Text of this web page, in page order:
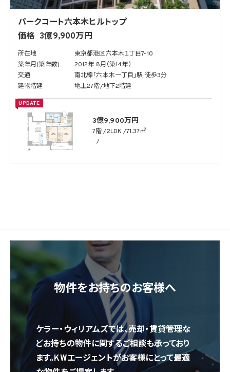
パークコート六本木ヒルトップ
価格 3億9,900万円
所在地
東京都港区六本木１丁目7-10
築年月(築年数)
2012年 8月（築14年）
交通
南北線「六本木一丁目」駅 徒歩3分
建物階建
地上27階/地下2階建
UPDATE
3億9,900万円
7階 2LDK
71.37㎡
- / -
物件をお持ちのお客様へ
ケラー・ウィリアムズでは、売却・賃貸管理な
どお持ちの物件に関するご相談も承っており
ます。KWエージェントがお客様にとって最適